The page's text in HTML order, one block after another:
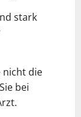
stark
nicht die
bei